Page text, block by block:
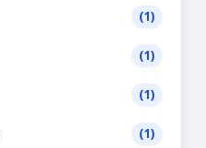
(1)
(1)
(1)
(1)